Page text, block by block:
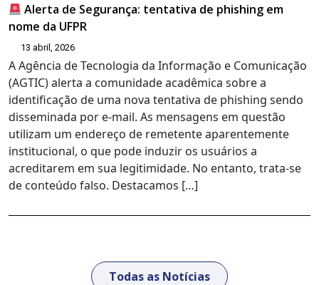
Alerta de Segurança: tentativa de phishing em
nome da UFPR
13 abril, 2026
A Agência de Tecnologia da Informação e Comunicação
(AGTIC) alerta a comunidade acadêmica sobre a
identificação de uma nova tentativa de phishing sendo
disseminada por e-mail. As mensagens em questão
utilizam um endereço de remetente aparentemente
institucional, o que pode induzir os usuários a
acreditarem em sua legitimidade. No entanto, trata-se
de conteúdo falso. Destacamos […]
Todas as Notícias